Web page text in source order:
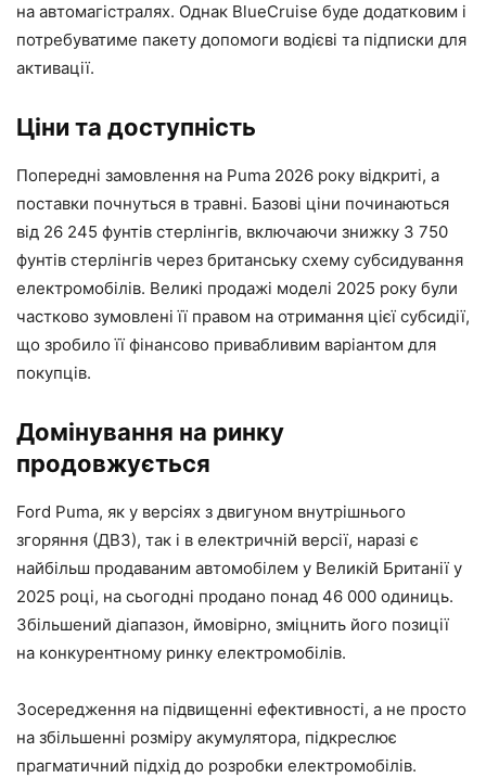
на автомагістралях. Однак BlueCruise буде додатковим і
потребуватиме пакету допомоги водієві та підписки для
активації.
Ціни та доступність
Попередні замовлення на Puma 2026 року відкриті, а
поставки почнуться в травні. Базові ціни починаються
від 26 245 фунтів стерлінгів, включаючи знижку 3 750
фунтів стерлінгів через британську схему субсидування
електромобілів. Великі продажі моделі 2025 року були
частково зумовлені її правом на отримання цієї субсидії,
що зробило її фінансово привабливим варіантом для
покупців.
Домінування на ринку
продовжується
Ford Puma, як у версіях з двигуном внутрішнього
згоряння (ДВЗ), так і в електричній версії, наразі є
найбільш продаваним автомобілем у Великій Британії у
2025 році, на сьогодні продано понад 46 000 одиниць.
Збільшений діапазон, ймовірно, зміцнить його позиції
на конкурентному ринку електромобілів.
Зосередження на підвищенні ефективності, а не просто
на збільшенні розміру акумулятора, підкреслює
прагматичний підхід до розробки електромобілів.